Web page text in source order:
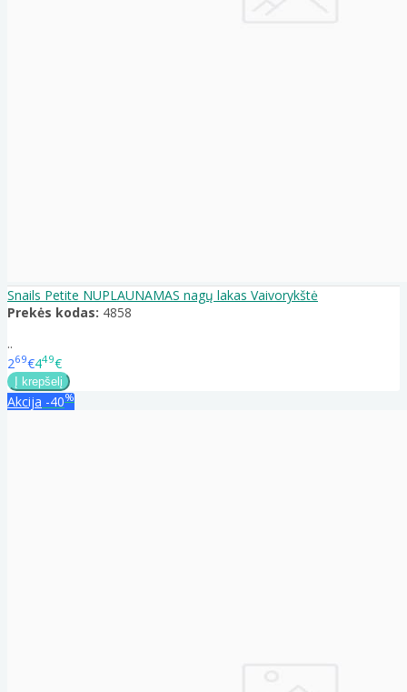
Snails Petite NUPLAUNAMAS nagų lakas Vaivorykštė
Prekės kodas: 4858
..
269€449€
Akcija -40%